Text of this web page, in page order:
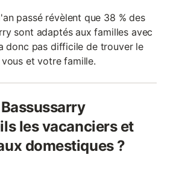
passé révèlent que 38 % des
sont adaptés aux familles avec
donc pas difficile de trouver le
et votre famille.
les vacanciers et
domestiques ?